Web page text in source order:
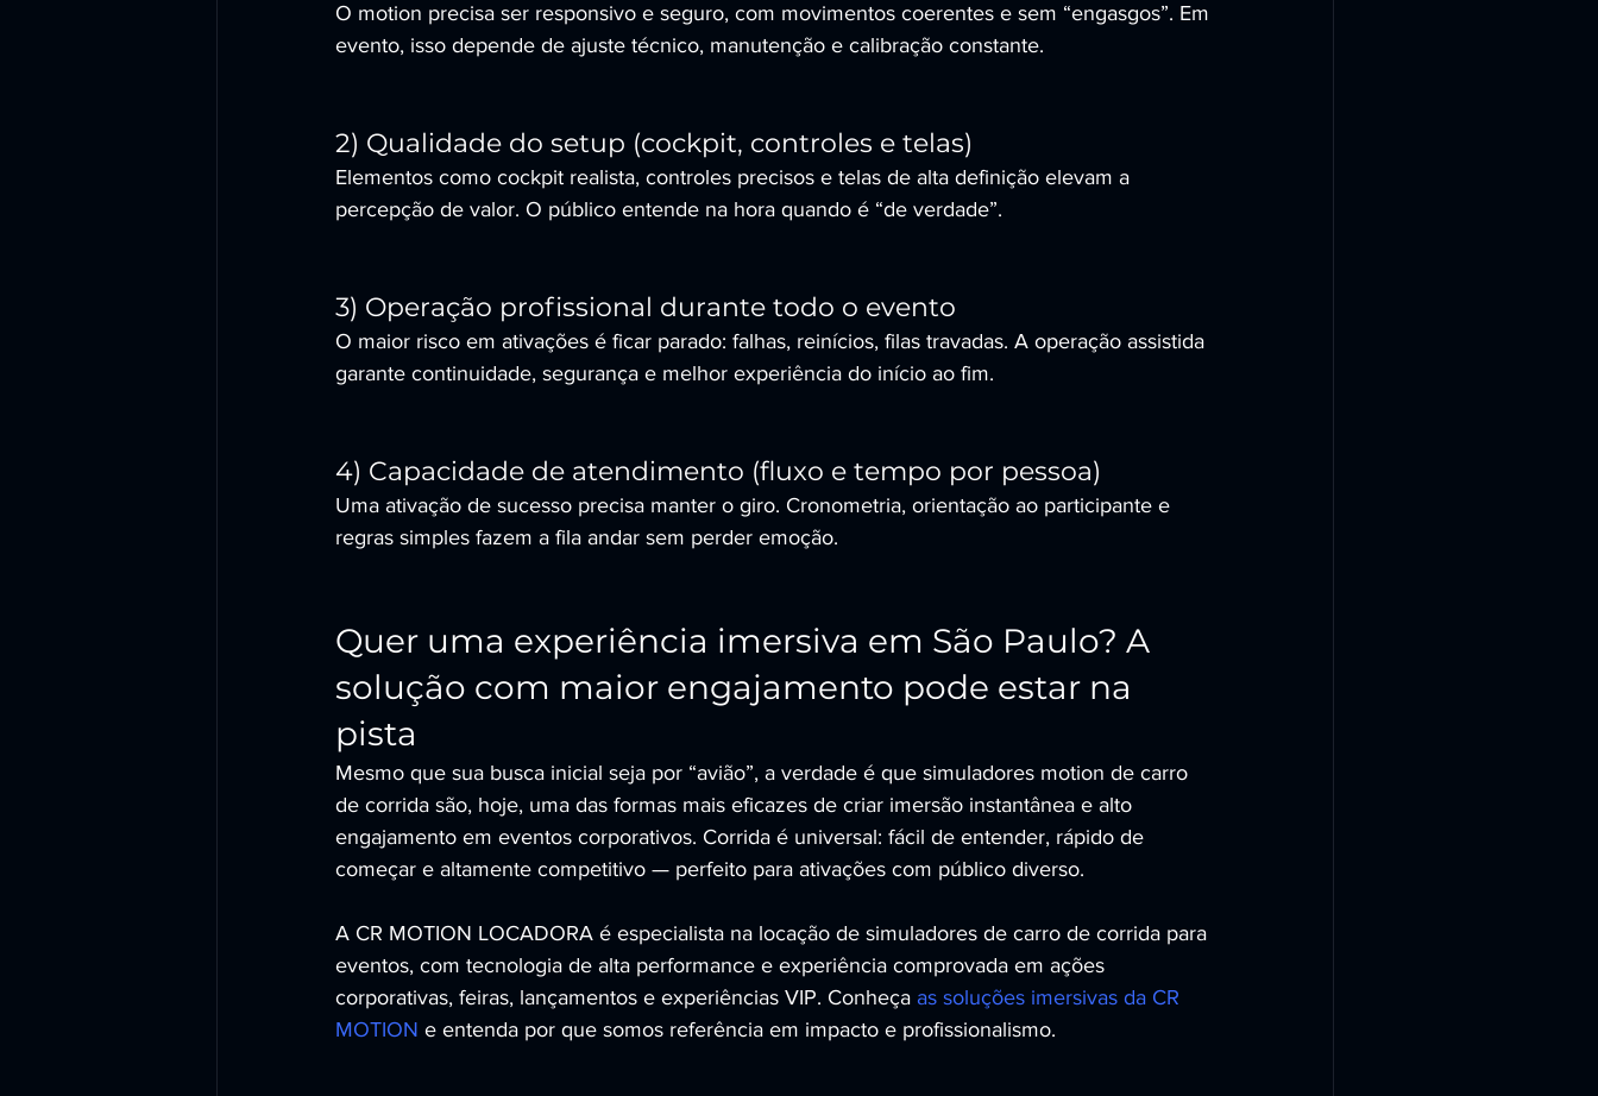
O motion precisa ser responsivo e seguro, com movimentos coerentes e sem “engasgos”. Em
evento, isso depende de ajuste técnico, manutenção e calibração constante.
2) Qualidade do setup (cockpit, controles e telas)
Elementos como cockpit realista, controles precisos e telas de alta definição elevam a
percepção de valor. O público entende na hora quando é “de verdade”.
3) Operação profissional durante todo o evento
O maior risco em ativações é ficar parado: falhas, reinícios, filas travadas. A operação assistida
garante continuidade, segurança e melhor experiência do início ao fim.
4) Capacidade de atendimento (fluxo e tempo por pessoa)
Uma ativação de sucesso precisa manter o giro. Cronometria, orientação ao participante e
regras simples fazem a fila andar sem perder emoção.
Quer uma experiência imersiva em São Paulo? A
solução com maior engajamento pode estar na
pista
Mesmo que sua busca inicial seja por “avião”, a verdade é que simuladores motion de carro
de corrida são, hoje, uma das formas mais eficazes de criar imersão instantânea e alto
engajamento em eventos corporativos. Corrida é universal: fácil de entender, rápido de
começar e altamente competitivo — perfeito para ativações com público diverso.
A CR MOTION LOCADORA é especialista na locação de simuladores de carro de corrida para
eventos, com tecnologia de alta performance e experiência comprovada em ações
corporativas, feiras, lançamentos e experiências VIP. Conheça as soluções imersivas da CR
MOTION e entenda por que somos referência em impacto e profissionalismo.